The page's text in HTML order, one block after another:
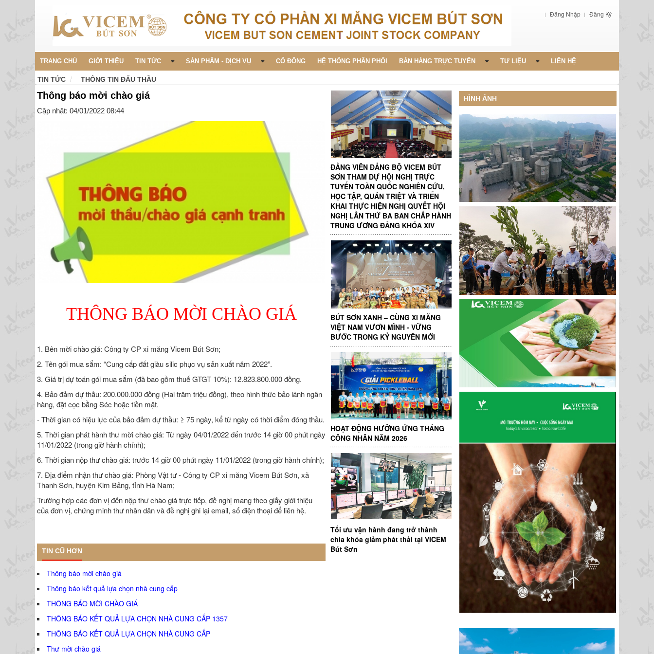
Đăng Nhập Đăng Ký
TRANG CHỦ GIỚI THIỆU TIN TỨC SẢN PHẨM - DỊCH VỤ CỔ ĐÔNG HỆ THỐNG PHÂN PHỐI BÁN HÀNG TRỰC TUYẾN TƯ LIỆU LIÊN HỆ
TIN TỨC THÔNG TIN ĐẤU THẦU
Thông báo mời chào giá
Cập nhật: 04/01/2022 08:44
THÔNG BÁO MỜI CHÀO GIÁ
1. Bên mời chào giá: Công ty CP xi măng Vicem Bút Sơn;
2. Tên gói mua sắm: “Cung cấp đất giàu silic phục vụ sản xuất năm 2022”.
3. Giá trị dự toán gói mua sắm (đã bao gồm thuế GTGT 10%): 12.823.800.000 đồng.
4. Bảo đảm dự thầu: 200.000.000 đồng (Hai trăm triệu đồng), theo hình thức bảo lãnh ngân
hàng, đặt cọc bằng Séc hoặc tiền mặt.
- Thời gian có hiệu lực của bảo đảm dự thầu: ≥ 75 ngày, kể từ ngày có thời điểm đóng thầu.
5. Thời gian phát hành thư mời chào giá: Từ ngày 04/01/2022 đến trước 14 giờ 00 phút ngày
11/01/2022 (trong giờ hành chính);
6. Thời gian nộp thư chào giá: trước 14 giờ 00 phút ngày 11/01/2022 (trong giờ hành chính);
7. Địa điểm nhận thư chào giá: Phòng Vật tư - Công ty CP xi măng Vicem Bút Sơn, xã
Thanh Sơn, huyện Kim Bảng, tỉnh Hà Nam;
Trường hợp các đơn vị đến nộp thư chào giá trực tiếp, đề nghị mang theo giấy giới thiệu
của đơn vị, chứng minh thư nhân dân và đề nghị ghi lại email, số điện thoại để liên hệ.
TIN CŨ HƠN
Thông báo mời chào giá
Thông báo kết quả lựa chọn nhà cung cấp
THÔNG BÁO MỜI CHÀO GIÁ
THÔNG BÁO KẾT QUẢ LỰA CHỌN NHÀ CUNG CẤP 1357
THÔNG BÁO KẾT QUẢ LỰA CHỌN NHÀ CUNG CẤP
Thư mời chào giá
ĐẢNG VIÊN ĐẢNG BỘ VICEM BÚT
SƠN THAM DỰ HỘI NGHỊ TRỰC
TUYẾN TOÀN QUỐC NGHIÊN CỨU,
HỌC TẬP, QUÁN TRIỆT VÀ TRIỂN
KHAI THỰC HIỆN NGHỊ QUYẾT HỘI
NGHỊ LẦN THỨ BA BAN CHẤP HÀNH
TRUNG ƯƠNG ĐẢNG KHÓA XIV
BÚT SƠN XANH – CÙNG XI MĂNG
VIỆT NAM VƯƠN MÌNH - VỮNG
BƯỚC TRONG KỶ NGUYÊN MỚI
HOẠT ĐỘNG HƯỞNG ỨNG THÁNG
CÔNG NHÂN NĂM 2026
Tối ưu vận hành đang trở thành
chìa khóa giảm phát thải tại VICEM
Bút Sơn
HÌNH ẢNH